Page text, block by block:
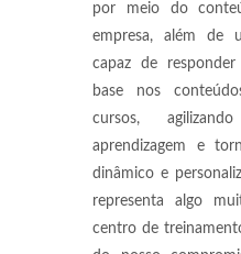
por meio do
empresa, além de
capaz de
base nos
cursos,
aprendizagem e
dinâmico e
representa algo
centro de